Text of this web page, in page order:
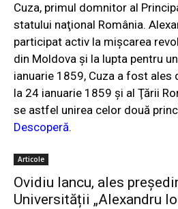
Cuza, primul domnitor al
statului naţional România.
participat activ la mişcarea
din Moldova şi la lupta pentru
ianuarie 1859, Cuza a fost ales
la 24 ianuarie 1859 şi al Ţării
se astfel unirea celor două
Descoperă.
Articole
Ovidiu Iancu, ales
Universității „Alexandru